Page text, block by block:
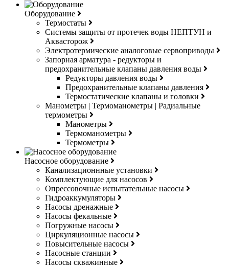
Оборудование
Термостаты
Системы защиты от протечек воды НЕПТУН и
Аквасторож
Электротермические аналоговые сервоприводы
Запорная арматура - редукторы и
предохранительные клапаны давления воды
Редукторы давления воды
Предохранительные клапаны давления
Термостатические клапаны и головки
Манометры | Термоманометры | Радиальные
термометры
Манометры
Термоманометры
Термометры
Насосное оборудование
Канализационнные установки
Комплектующие для насосов
Опрессовочные испытательные насосы
Гидроаккумуляторы
Насосы дренажные
Насосы фекальные
Погружные насосы
Циркуляционные насосы
Повысительные насосы
Насосные станции
Насосы скважинные